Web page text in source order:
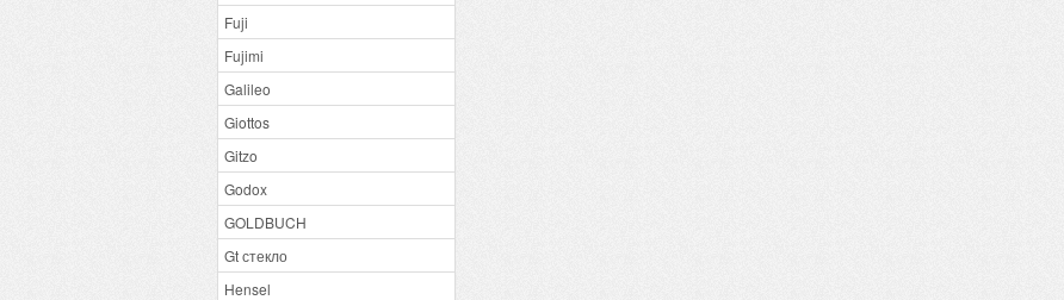
Fuji
Fujimi
Galileo
Giottos
Gitzo
Godox
GOLDBUCH
Gt стекло
Hensel